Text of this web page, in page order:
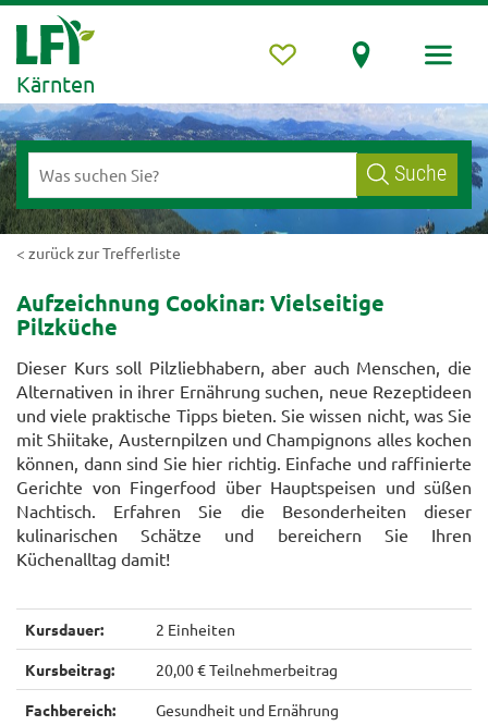
Kärnten
Suche
< zurück zur Trefferliste
Aufzeichnung Cookinar: Vielseitige
Pilzküche
Dieser Kurs soll Pilzliebhabern, aber auch Menschen, die
Alternativen in ihrer Ernährung suchen, neue Rezeptideen
und viele praktische Tipps bieten. Sie wissen nicht, was Sie
mit Shiitake, Austernpilzen und Champignons alles kochen
können, dann sind Sie hier richtig. Einfache und raffinierte
Gerichte von Fingerfood über Hauptspeisen und süßen
Nachtisch. Erfahren Sie die Besonderheiten dieser
kulinarischen Schätze und bereichern Sie Ihren
Küchenalltag damit!
Kursdauer: 2 Einheiten
Kursbeitrag: 20,00 € Teilnehmerbeitrag
Fachbereich: Gesundheit und Ernährung